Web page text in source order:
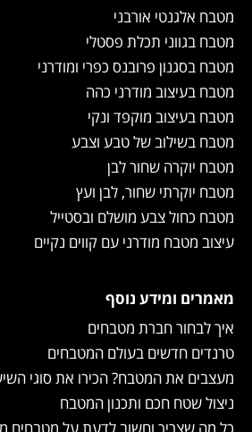
מטבח אלגנטי אורבני
מטבח בגווני תכלת פסטלי
מטבח בסגנון פרובנס כפרי ומודרני
מטבח בעיצוב מודרני כהה
מטבח בעיצוב מוקפד ונקי
מטבח בשילוב של טבע וצבע
מטבח יוקרה שחור לבן
מטבח יוקרתי שחור, לבן ועץ
מטבח כחול צבע מושלם ובסטייל
עיצוב מטבח מודרני עם קווים נקיים
מאמרים ומידע נוסף
איך לבחור חברת מטבחים
טרנדים חדשים בעולם המטבחים
מעצבים את המטבח? הכירו את סוגי
ניצול שטח חכם ותכנון המטבח